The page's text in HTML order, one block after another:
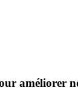
améliorer